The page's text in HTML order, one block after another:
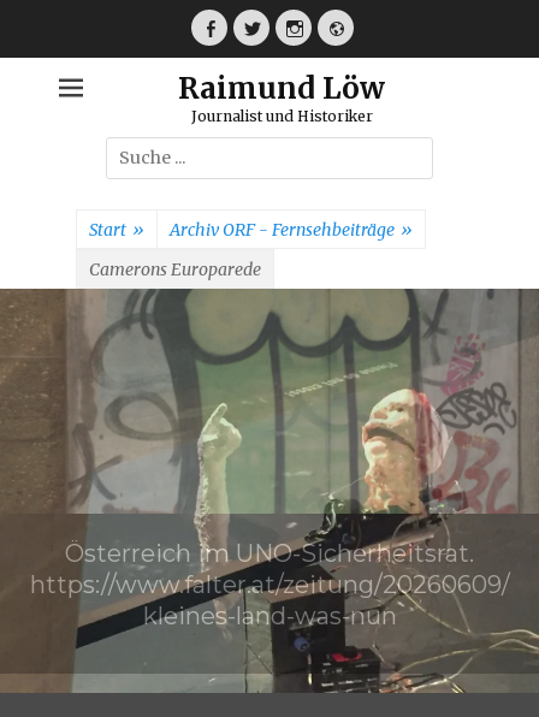
Facebook
TwitterInstagramWebseite
Raimund Löw
Journalist und Historiker
Suche
nach:
Start » Archiv ORF - Fernsehbeiträge »
Camerons Europarede
Österreich im UNO-Sicherheitsrat.
https://www.falter.at/zeitung/20260609/
kleines-land-was-nun
Veröffentlicht am Raimund Löw